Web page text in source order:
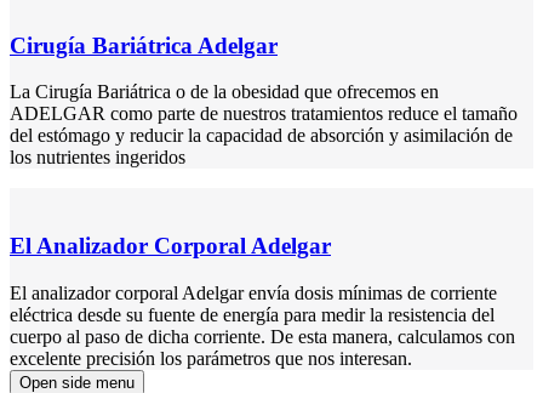
Cirugía Bariátrica Adelgar
La Cirugía Bariátrica o de la obesidad que ofrecemos en
ADELGAR como parte de nuestros tratamientos reduce el tamaño
del estómago y reducir la capacidad de absorción y asimilación de
los nutrientes ingeridos
El Analizador Corporal Adelgar
El analizador corporal Adelgar envía dosis mínimas de corriente
eléctrica desde su fuente de energía para medir la resistencia del
cuerpo al paso de dicha corriente. De esta manera, calculamos con
excelente precisión los parámetros que nos interesan.
Open side menu